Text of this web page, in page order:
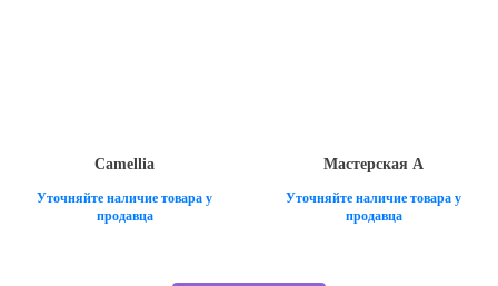
Camellia
Уточняйте наличие товара у
продавца
Мастерская А
Уточняйте наличие товара у
продавца